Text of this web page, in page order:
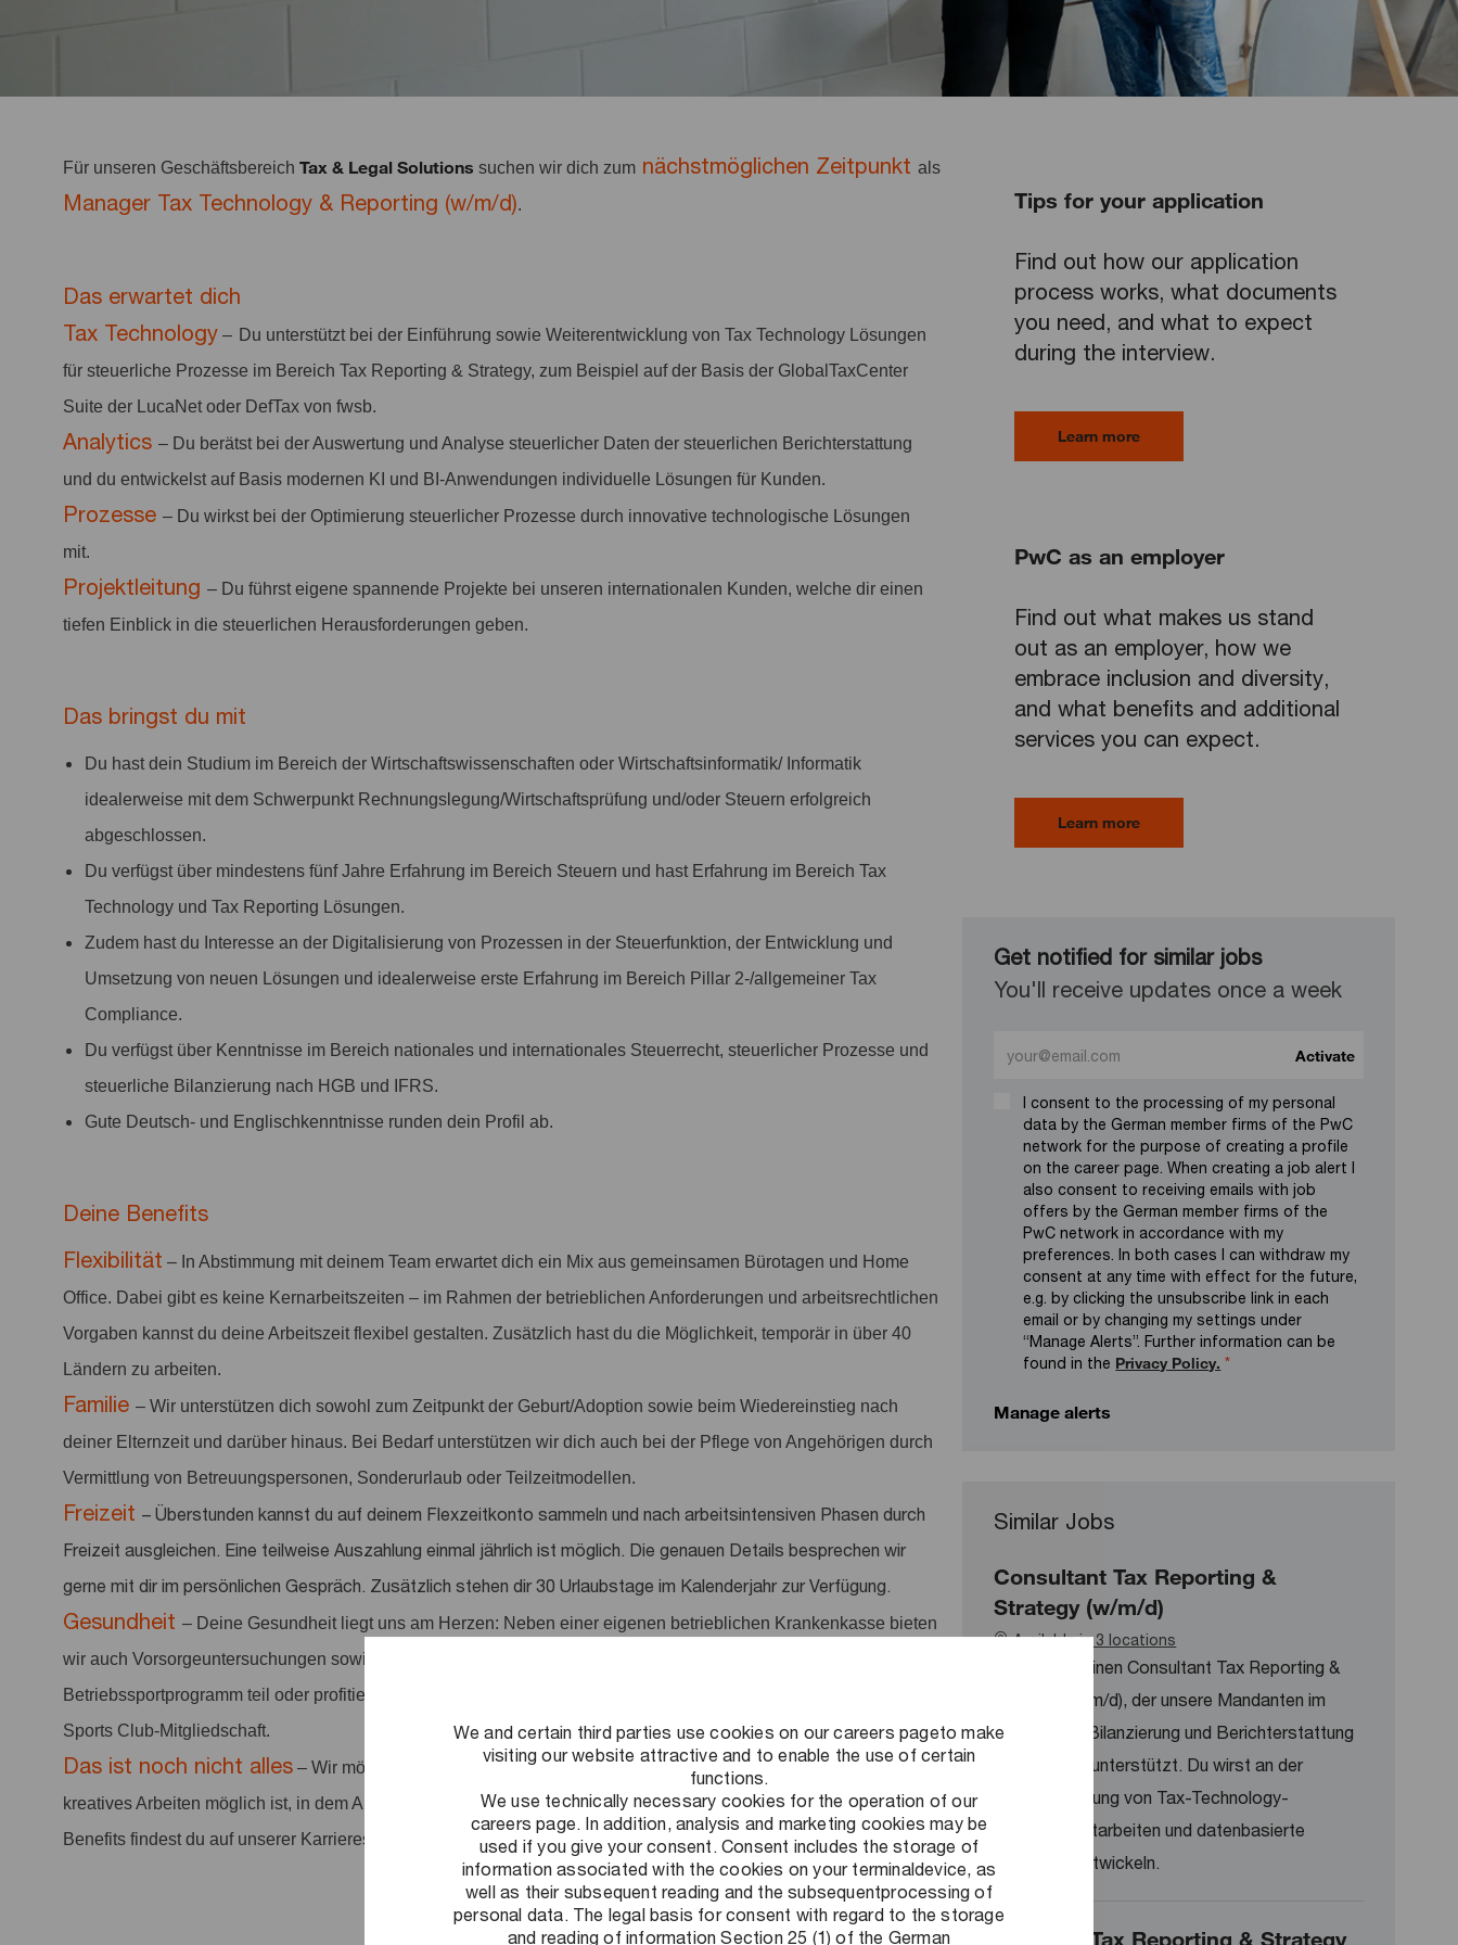
We and certain third parties use cookies on our careers pageto make
visiting our website attractive and to enable the use of certain
functions.
We use technically necessary cookies for the operation of our
careers page. In addition, analysis and marketing cookies may be
used if you give your consent. Consent includes the storage of
information associated with the cookies on your terminaldevice, as
well as their subsequent reading and the subsequentprocessing of
personal data. The legal basis for consent with regard to the storage
and reading of information Section 25 (1) of the German
Für unseren Geschäftsbereich Tax & Legal Solutions suchen wir dich zum nächstmöglichen Zeitpunkt als
Manager Tax Technology & Reporting (w/m/d).
Das erwartet dich
Tax Technology – Du unterstützt bei der Einführung sowie Weiterentwicklung von Tax Technology Lösungen
für steuerliche Prozesse im Bereich Tax Reporting & Strategy, zum Beispiel auf der Basis der GlobalTaxCenter
Suite der LucaNet oder DefTax von fwsb.
Analytics – Du berätst bei der Auswertung und Analyse steuerlicher Daten der steuerlichen Berichterstattung
und du entwickelst auf Basis modernen KI und BI-Anwendungen individuelle Lösungen für Kunden.
Prozesse – Du wirkst bei der Optimierung steuerlicher Prozesse durch innovative technologische Lösungen
mit.
Projektleitung – Du führst eigene spannende Projekte bei unseren internationalen Kunden, welche dir einen
tiefen Einblick in die steuerlichen Herausforderungen geben.
Das bringst du mit
Du hast dein Studium im Bereich der Wirtschaftswissenschaften oder Wirtschaftsinformatik/ Informatik
idealerweise mit dem Schwerpunkt Rechnungslegung/Wirtschaftsprüfung und/oder Steuern erfolgreich
abgeschlossen.
Du verfügst über mindestens fünf Jahre Erfahrung im Bereich Steuern und hast Erfahrung im Bereich Tax
Technology und Tax Reporting Lösungen.
Zudem hast du Interesse an der Digitalisierung von Prozessen in der Steuerfunktion, der Entwicklung und
Umsetzung von neuen Lösungen und idealerweise erste Erfahrung im Bereich Pillar 2-/allgemeiner Tax
Compliance.
Du verfügst über Kenntnisse im Bereich nationales und internationales Steuerrecht, steuerlicher Prozesse und
steuerliche Bilanzierung nach HGB und IFRS.
Gute Deutsch- und Englischkenntnisse runden dein Profil ab.
Deine Benefits
Flexibilität – In Abstimmung mit deinem Team erwartet dich ein Mix aus gemeinsamen Bürotagen und Home
Office. Dabei gibt es keine Kernarbeitszeiten – im Rahmen der betrieblichen Anforderungen und arbeitsrechtlichen
Vorgaben kannst du deine Arbeitszeit flexibel gestalten. Zusätzlich hast du die Möglichkeit, temporär in über 40
Ländern zu arbeiten.
Familie – Wir unterstützen dich sowohl zum Zeitpunkt der Geburt/Adoption sowie beim Wiedereinstieg nach
deiner Elternzeit und darüber hinaus. Bei Bedarf unterstützen wir dich auch bei der Pflege von Angehörigen durch
Vermittlung von Betreuungspersonen, Sonderurlaub oder Teilzeitmodellen.
Freizeit – Überstunden kannst du auf deinem Flexzeitkonto sammeln und nach arbeitsintensiven Phasen durch
Freizeit ausgleichen. Eine teilweise Auszahlung einmal jährlich ist möglich. Die genauen Details besprechen wir
gerne mit dir im persönlichen Gespräch. Zusätzlich stehen dir 30 Urlaubstage im Kalenderjahr zur Verfügung.
Gesundheit – Deine Gesundheit liegt uns am Herzen: Neben einer eigenen betrieblichen Krankenkasse bieten
wir auch Vorsorgeuntersuchungen sowie Sportangebote an. Nimm an unserem kostenlosen
Betriebssportprogramm teil oder profitiere von vergünstigten Beiträgen in diversen Fitnessstudios oder einer Urban
Sports Club-Mitgliedschaft.
Das ist noch nicht alles – Wir möchten ein positives Arbeitsumfeld schaffen: Ein Umfeld, in dem flexibles und
kreatives Arbeiten möglich ist, in dem Arbeit anerkannt und Leistung honoriert wird und auf das wir stolz sind. Alle
Benefits findest du auf unserer Karriereseite.
Tips for your application
Find out how our application
process works, what documents
you need, and what to expect
during the interview.
Learn more
PwC as an employer
Find out what makes us stand
out as an employer, how we
embrace inclusion and diversity,
and what benefits and additional
services you can expect.
Learn more
Get notified for similar jobs
You'll receive updates once a week
I consent to the processing of my personal
data by the German member firms of the PwC
network for the purpose of creating a profile
on the career page. When creating a job alert I
also consent to receiving emails with job
offers by the German member firms of the
PwC network in accordance with my
preferences. In both cases I can withdraw my
consent at any time with effect for the future,
e.g. by clicking the unsubscribe link in each
email or by changing my settings under
“Manage Alerts”. Further information can be
found in the Privacy Policy. *
Activate
Manage alerts
Similar Jobs
Consultant Tax Reporting &
Strategy (w/m/d)
Available in 3 locations
Wir suchen einen Consultant Tax Reporting &
Strategy (w/m/d), der unsere Mandanten im
Bereich der Bilanzierung und Berichterstattung
von Steuern unterstützt. Du wirst an der
Automatisierung von Tax-Technology-
Lösungen mitarbeiten und datenbasierte
Lösungen entwickeln.
Manager Tax Reporting & Strategy